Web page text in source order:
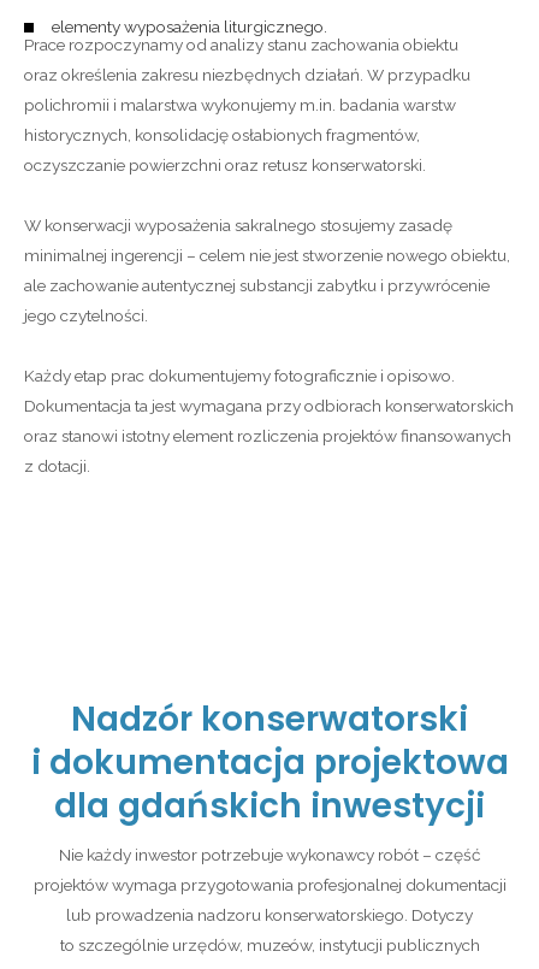
elementy wyposażenia liturgicznego.
Prace rozpoczynamy od analizy stanu zachowania obiektu
oraz określenia zakresu niezbędnych działań. W przypadku
polichromii i malarstwa wykonujemy m.in. badania warstw
historycznych, konsolidację osłabionych fragmentów,
oczyszczanie powierzchni oraz retusz konserwatorski.
W konserwacji wyposażenia sakralnego stosujemy zasadę
minimalnej ingerencji – celem nie jest stworzenie nowego obiektu,
ale zachowanie autentycznej substancji zabytku i przywrócenie
jego czytelności.
Każdy etap prac dokumentujemy fotograficznie i opisowo.
Dokumentacja ta jest wymagana przy odbiorach konserwatorskich
oraz stanowi istotny element rozliczenia projektów finansowanych
z dotacji.
Nadzór konserwatorski
i dokumentacja projektowa
dla gdańskich inwestycji
Nie każdy inwestor potrzebuje wykonawcy robót – część
projektów wymaga przygotowania profesjonalnej dokumentacji
lub prowadzenia nadzoru konserwatorskiego. Dotyczy
to szczególnie urzędów, muzeów, instytucji publicznych